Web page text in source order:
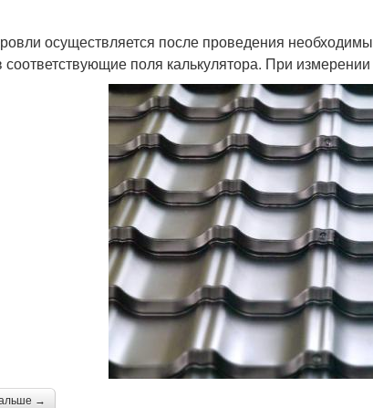
осуществляется после проведения
соответствующие поля калькулятора. При
→